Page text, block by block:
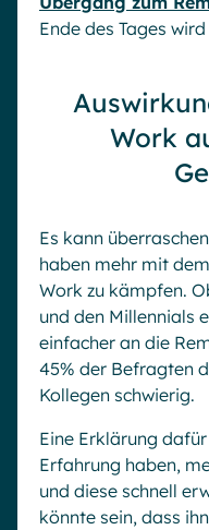
Ende des Tages
Work
Es kann
haben mehr mit
Work zu kämpfen.
und den Millennials
einfacher an die
45% der Befragten
Kollegen schwierig.
Eine Erklärung
Erfahrung haben,
und diese schnell
könnte sein, dass